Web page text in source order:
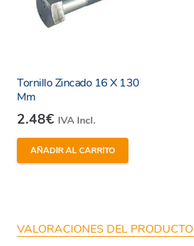
Tornillo Zincado 16 X 130
Mm
2.48€ IVA Incl.
AÑADIR AL CARRITO
VALORACIONES DEL PRODUCTO